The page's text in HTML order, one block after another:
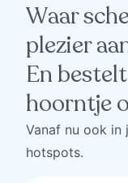
Waar
plezier
En
hoorntje
Vanaf nu ook in
hotspots.